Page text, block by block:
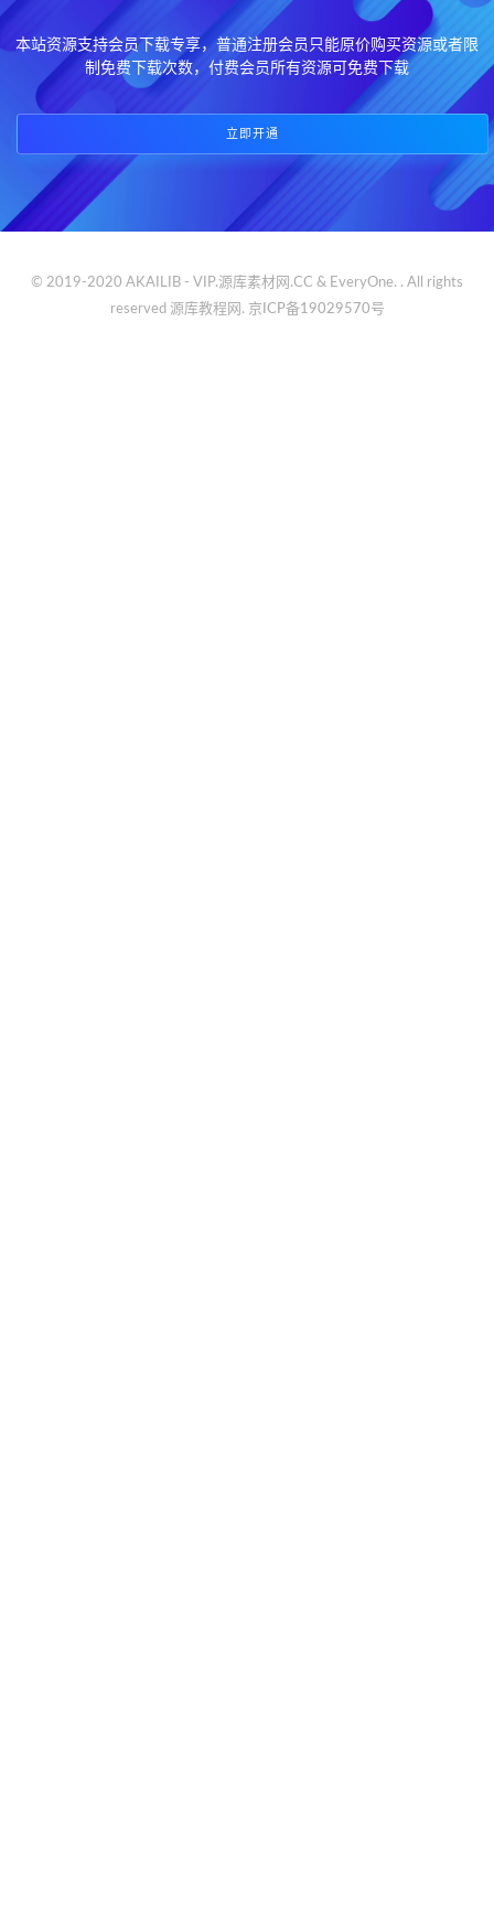
本站资源支持会员下载专享，普通注册会员只能原价购买资源或者限
制免费下载次数，付费会员所有资源可免费下载
立即开通
© 2019-2020 AKAILIB - VIP.源库素材网.CC & EveryOne. . All rights
reserved 源库教程网. 京ICP备19029570号